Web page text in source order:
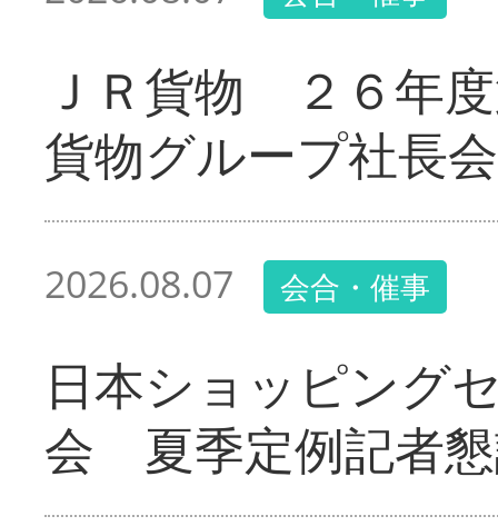
ＪＲ貨物 ２６年
貨物グループ社長
2026.08.07 会合・催事
日本ショッピング
会 夏季定例記者